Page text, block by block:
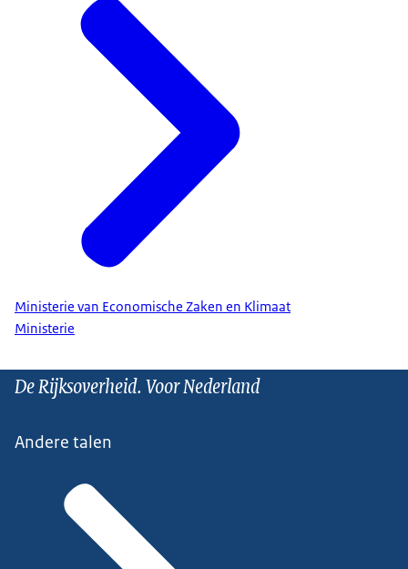
Ministerie van Economische Zaken en Klimaat
Ministerie
De Rijksoverheid. Voor Nederland
Andere talen